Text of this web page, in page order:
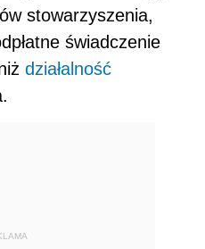
stowarzyszenia,
świadczenie
działalność